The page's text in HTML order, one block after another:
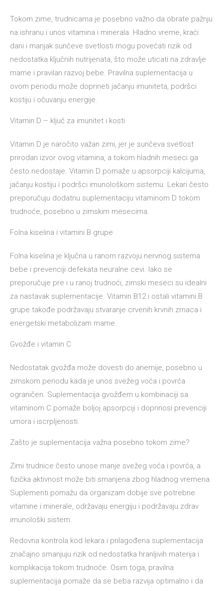
Tokom zime, trudnicama je posebno važno da obrate pažnju
na ishranu i unos vitamina i minerala. Hladno vreme, kraći
dani i manjak sunčeve svetlosti mogu povećati rizik od
nedostatka ključnih nutrijenata, što može uticati na zdravlje
mame i pravilan razvoj bebe. Pravilna suplementacija u
ovom periodu može doprineti jačanju imuniteta, podršci
kostiju i očuvanju energije.
Vitamin D – ključ za imunitet i kosti
Vitamin D je naročito važan zimi, jer je sunčeva svetlost
prirodan izvor ovog vitamina, a tokom hladnih meseci ga
često nedostaje. Vitamin D pomaže u apsorpciji kalcijuma,
jačanju kostiju i podršci imunološkom sistemu. Lekari često
preporučuju dodatnu suplementaciju vitaminom D tokom
trudnoće, posebno u zimskim mesecima.
Folna kiselina i vitamini B grupe
Folna kiselina je ključna u ranom razvoju nervnog sistema
bebe i prevenciji defekata neuralne cevi. Iako se
preporučuje pre i u ranoj trudnoći, zimski meseci su idealni
za nastavak suplementacije. Vitamin B12 i ostali vitamini B
grupe takođe podržavaju stvaranje crvenih krvnih zrnaca i
energetski metabolizam mame.
Gvožđe i vitamin C
Nedostatak gvožđa može dovesti do anemije, posebno u
zimskom periodu kada je unos svežeg voća i povrća
ograničen. Suplementacija gvožđem u kombinaciji sa
vitaminom C pomaže boljoj apsorpciji i doprinosi prevenciji
umora i iscrpljenosti.
Zašto je suplementacija važna posebno tokom zime?
Zimi trudnice često unose manje svežeg voća i povrća, a
fizička aktivnost može biti smanjena zbog hladnog vremena.
Suplementi pomažu da organizam dobije sve potrebne
vitamine i minerale, održavaju energiju i podržavaju zdrav
imunološki sistem.
Redovna kontrola kod lekara i prilagođena suplementacija
značajno smanjuju rizik od nedostatka hranljivih materija i
komplikacija tokom trudnoće. Osim toga, pravilna
suplementacija pomaže da se beba razvija optimalno i da